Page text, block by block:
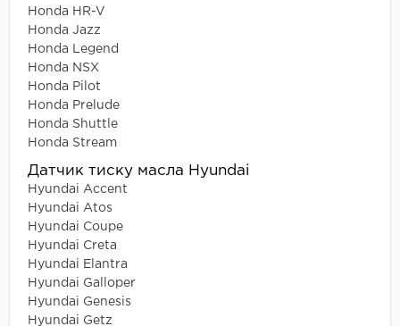
Honda HR-V
Honda Jazz
Honda Legend
Honda NSX
Honda Pilot
Honda Prelude
Honda Shuttle
Honda Stream
Датчик тиску масла Hyundai
Hyundai Accent
Hyundai Atos
Hyundai Coupe
Hyundai Creta
Hyundai Elantra
Hyundai Galloper
Hyundai Genesis
Hyundai Getz